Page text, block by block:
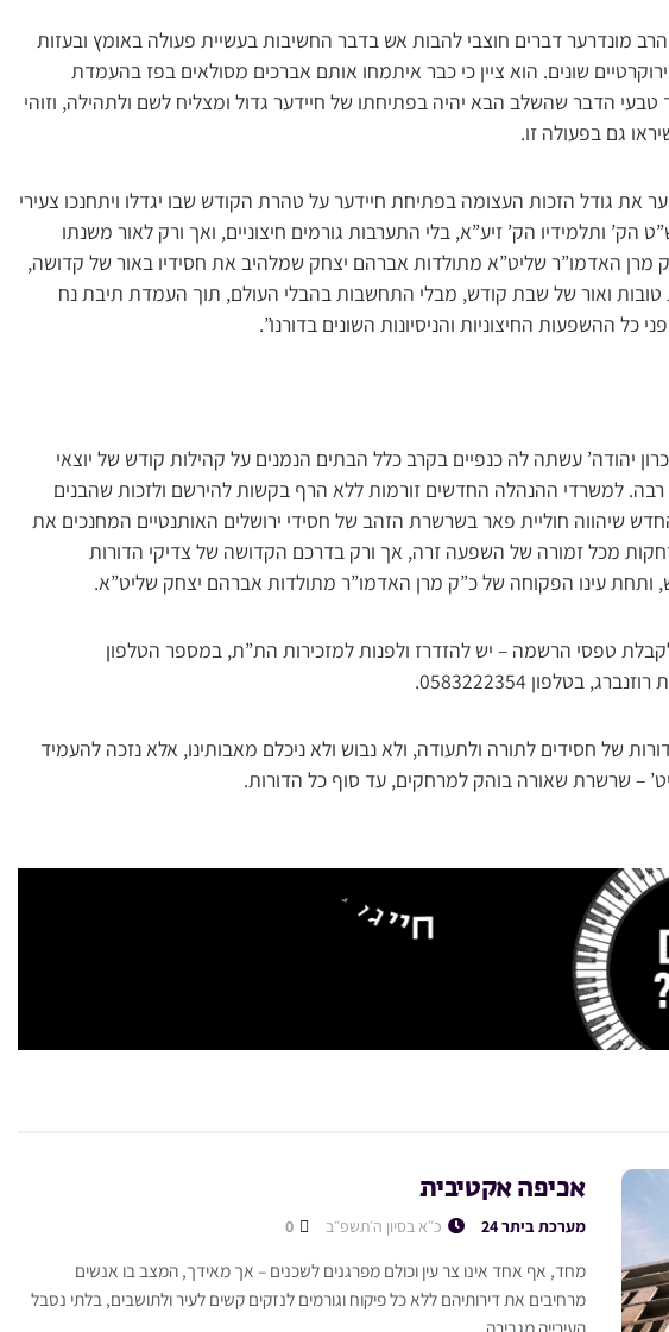
מונדרער דברים חוצבי להבות אש בדבר החשיבות בעשיית פעולה באומץ ובעזות
שונים. הוא ציין כי כבר איתמחו אותם אברכים מסולאים בפז בהעמדת
הדבר שהשלב הבא יהיה בפתיחתו של חיידער גדול ומצליח לשם ולתהילה, וזוהי
גם בפעולה זו.
את גודל הזכות העצומה בפתיחת חיידער על טהרת הקודש שבו יגדלו ויתחנכו צעירי
הק’ ותלמידיו הק’ זיע”א, בלי התערבות גורמים חיצוניים, ואך ורק לאור משנתו
מרן האדמו”ר שליט”א מתולדות אברהם יצחק שמלהיב את חסידיו באור של קדושה,
ואור של שבת קודש, מבלי התחשבות בהבלי העולם, תוך העמדת תיבת נח
כל ההשפעות החיצוניות והניסיונות השונים בדורנו”.
יהודה’ עשתה לה כנפיים בקרב כלל הבתים הנמנים על קהילות קודש של יוצאי
למשרדי ההנהלה החדשים זורמות ללא הרף בקשות להירשם ולזכות שהבנים
שיהווה חוליית פאר בשרשרת הזהב של חסידי ירושלים האותנטיים המחנכים את
מכל זמורה של השפעה זרה, אך ורק בדרכם הקדושה של צדיקי הדורות
ותחת עינו הפקוחה של כ”ק מרן האדמו”ר מתולדות אברהם יצחק שליט”א.
טפסי הרשמה – יש להזדרז ולפנות למזכירות הת”ת, במספר הטלפון
של חסידים לתורה ולתעודה, ולא נבוש ולא ניכלם מאבותינו, אלא נזכה להעמיד
– שרשרת שאורה בוהק למרחקים, עד סוף כל הדורות.
אכיפה אקטיבית
מערכת ביתר 24 כ״א בסיון ה׳תשפ״ב
מחד, אף אחד אינו צר עין וכולם מפרגנים לשכנים – אך מאידך, המצב בו אנשים
מרחיבים את דירותיהם ללא כל פיקוח וגורמים לנזקים קשים לעיר ולתושבים, בלתי נסבל